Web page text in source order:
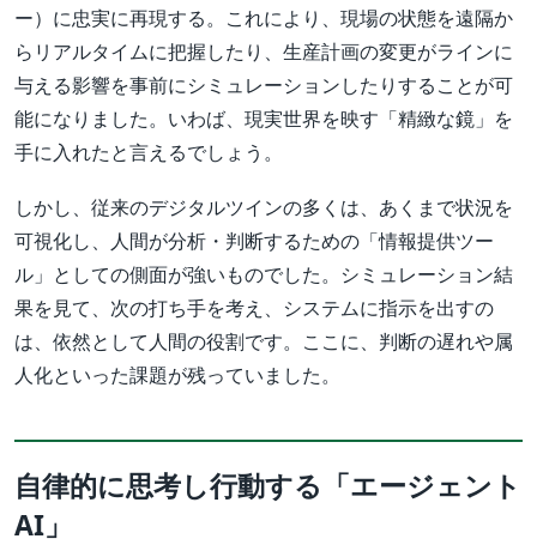
ー）に忠実に再現する。これにより、現場の状態を遠隔か
らリアルタイムに把握したり、生産計画の変更がラインに
与える影響を事前にシミュレーションしたりすることが可
能になりました。いわば、現実世界を映す「精緻な鏡」を
手に入れたと言えるでしょう。
しかし、従来のデジタルツインの多くは、あくまで状況を
可視化し、人間が分析・判断するための「情報提供ツー
ル」としての側面が強いものでした。シミュレーション結
果を見て、次の打ち手を考え、システムに指示を出すの
は、依然として人間の役割です。ここに、判断の遅れや属
人化といった課題が残っていました。
自律的に思考し行動する「エージェント
AI」